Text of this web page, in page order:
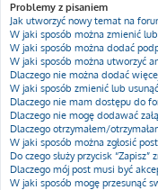
Problemy z pisaniem
Jak utworzyć nowy temat na
W jaki sposób można zmienić
W jaki sposób można dodać
W jaki sposób można utworzyć
Dlaczego nie można dodać
W jaki sposób zmienić lub
Dlaczego nie mam dostępu do
Dlaczego nie mogę dodawać
Dlaczego otrzymałem/
W jaki sposób można zgłosić
Do czego służy przycisk
Dlaczego mój post musi być
W jaki sposób mogę przesunąć